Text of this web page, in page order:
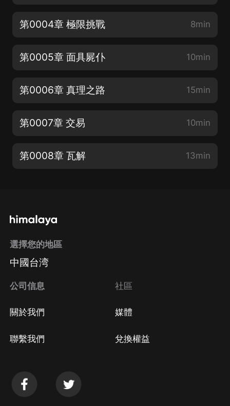
第0004章 極限挑戰 8min
第0005章 面具屍仆 10min
第0006章 真理之路 15min
第0007章 交易 10min
第0008章 瓦解 13min
選擇您的地區
中國台湾
公司信息
關於我們
聯繫我們
社區
媒體
兌換權益